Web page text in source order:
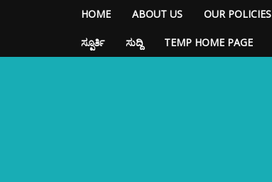
HOME ABOUT US OUR POLICIES
ಸ್ಪೂರ್ತಿ ಸುದ್ದಿ TEMP HOME PAGE